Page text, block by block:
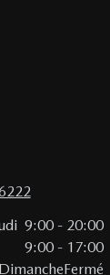
9:00- 20:00
9:00- 17:00
DimancheFermé